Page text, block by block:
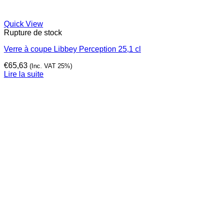
Quick View
Rupture de stock
Verre à coupe Libbey Perception 25,1 cl
€65,63 (Inc. VAT 25%)
Lire la suite